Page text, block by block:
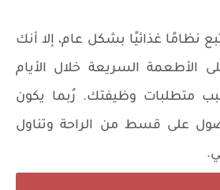
نظامًا غذائيًا بشكل عام، إلا أنك
الأطعمة السريعة خلال الأيام
متطلبات وظيفتك. رُبما يكون
على قسط من الراحة وتناول